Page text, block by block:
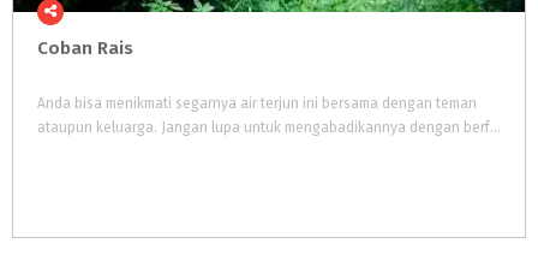
Coban Rais
Anda bisa menikmati segarnya air terjun ini bersama dengan teman
ataupun keluarga. Jangan lupa untuk mengabadikannya dengan berfoto bersama dengan latar air terjun ini.